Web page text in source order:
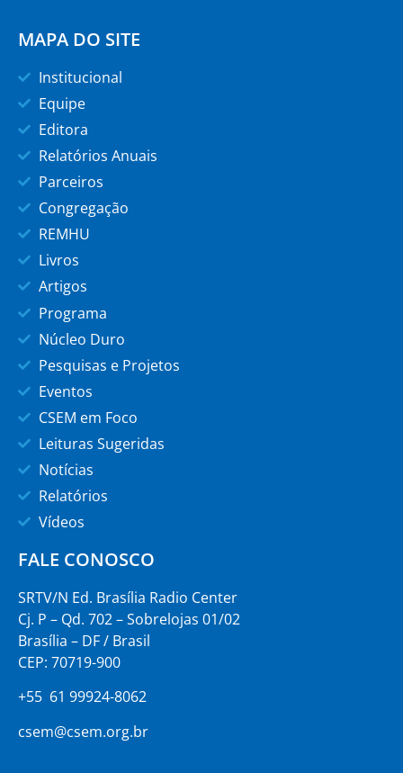
MAPA DO SITE
Institucional
Equipe
Editora
Relatórios Anuais
Parceiros
Congregação
REMHU
Livros
Artigos
Programa
Núcleo Duro
Pesquisas e Projetos
Eventos
CSEM em Foco
Leituras Sugeridas
Notícias
Relatórios
Vídeos
FALE CONOSCO
SRTV/N Ed. Brasília Radio Center
Cj. P – Qd. 702 – Sobrelojas 01/02
Brasília – DF / Brasil
CEP: 70719-900
+55 61 99924-8062
csem@csem.org.br